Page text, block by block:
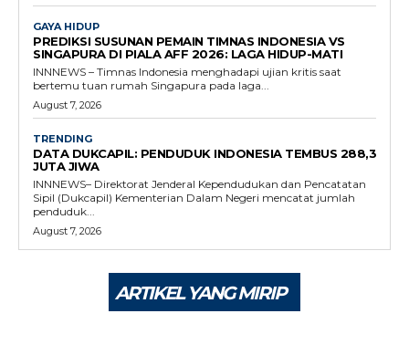
GAYA HIDUP
PREDIKSI SUSUNAN PEMAIN TIMNAS INDONESIA VS
SINGAPURA DI PIALA AFF 2026: LAGA HIDUP-MATI
INNNEWS – Timnas Indonesia menghadapi ujian kritis saat
bertemu tuan rumah Singapura pada laga...
August 7, 2026
TRENDING
DATA DUKCAPIL: PENDUDUK INDONESIA TEMBUS 288,3
JUTA JIWA
INNNEWS– Direktorat Jenderal Kependudukan dan Pencatatan
Sipil (Dukcapil) Kementerian Dalam Negeri mencatat jumlah
penduduk...
August 7, 2026
ARTIKEL YANG MIRIP